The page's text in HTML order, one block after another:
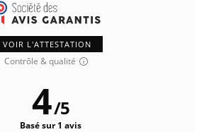
VOIR L'ATTESTATION
Contrôle & qualité
4/5
Basé sur 1 avis